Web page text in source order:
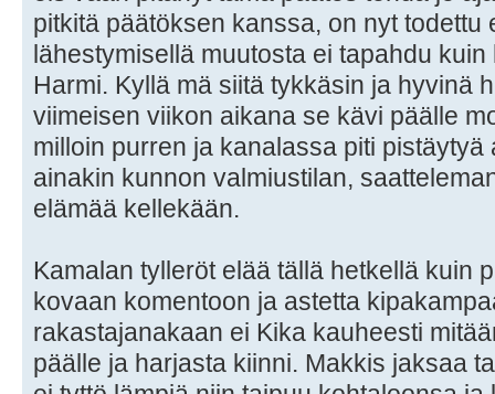
pitkitä päätöksen kanssa, on nyt todettu
lähestymisellä muutosta ei tapahdu
Harmi. Kyllä mä siitä tykkäsin ja hyvinä
viimeisen viikon aikana se kävi päälle
milloin purren ja kanalassa piti
ainakin kunnon valmiustilan,
elämää kellekään.
Kamalan tylleröt elää tällä hetkellä kuin
kovaan komentoon ja astetta
rakastajanakaan ei Kika kauheesti
päälle ja harjasta kiinni. Makkis jaksaa